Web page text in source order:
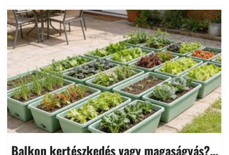
Balkon kertészkedés vagy magaságyás?